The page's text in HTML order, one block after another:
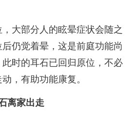
部分人的眩晕症状会随之
仍觉着晕，这是前庭功能尚
时的耳石已回归原位，不必
，有助功能康复。
离家出走